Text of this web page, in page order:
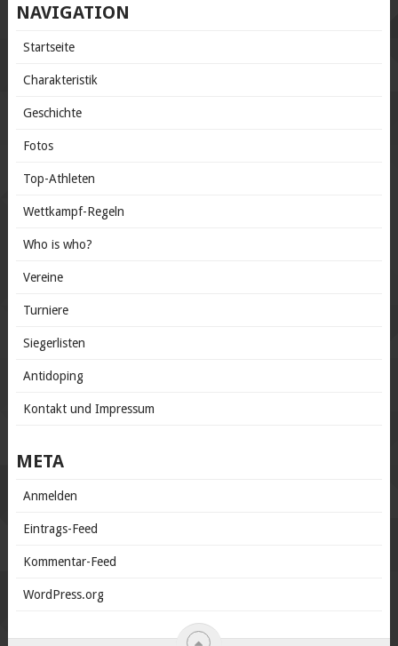
NAVIGATION
Startseite
Charakteristik
Geschichte
Fotos
Top-Athleten
Wettkampf-Regeln
Who is who?
Vereine
Turniere
Siegerlisten
Antidoping
Kontakt und Impressum
META
Anmelden
Eintrags-Feed
Kommentar-Feed
WordPress.org